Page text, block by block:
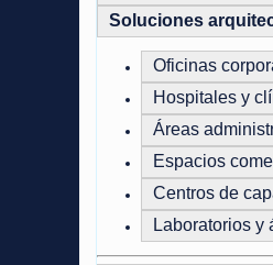
Soluciones
Oficinas
Hospitales y
Áreas
Espacios
Centros de
Laboratorios y